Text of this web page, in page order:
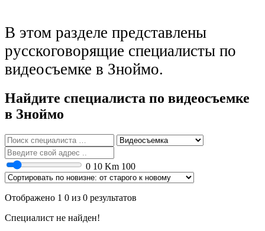
В этом разделе представлены
русскоговорящие специалисты по
видеосъемке в Зноймо.
Найдите специалиста по видеосъемке
в Зноймо
0 10 Km 100
Отображено 1 0 из 0 результатов
Специалист не найден!